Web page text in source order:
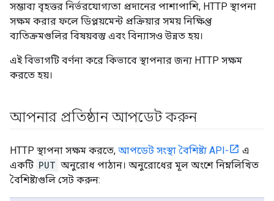
সম্ভাব্য বৃহত্তর নির্ভরযোগ্যতা প্রদানের পাশাপাশি, HTTP স্থাপনা
সক্ষম করার ফলে ডিপ্লয়মেন্ট প্রক্রিয়ার সময় নিক্ষিপ্ত
ব্যতিক্রমগুলির বিষয়বস্তু এবং বিন্যাসও উন্নত হয়।
এই বিভাগটি বর্ণনা করে কিভাবে স্থাপনার জন্য HTTP সক্ষম
করতে হয়।
আপনার প্রতিষ্ঠান আপডেট করুন
HTTP স্থাপনা সক্ষম করতে, আপডেট সংস্থা বৈশিষ্ট্য API-
এ
একটি PUT অনুরোধ পাঠান। অনুরোধের মূল অংশে নিম্নলিখিত
বৈশিষ্ট্যগুলি সেট করুন: